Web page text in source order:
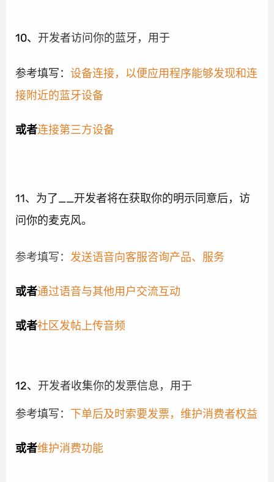
10、 开发者访问你的蓝牙，用于
参考填写： 设备连接，以便应用程序能够发现和连
接附近的蓝牙设备
或者连接第三方设备
11、为了__开发者将在获取你的明示同意后，访
问你的麦克风。
参考填写： 发送语音向客服咨询产品、服务
或者通过语音与其他用户交流互动
或者社区发帖上传音频
12、 开发者收集你的发票信息，用于
参考填写： 下单后及时索要发票，维护消费者权益
或者维护消费功能